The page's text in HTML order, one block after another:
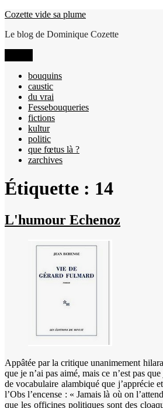
Aller
contenu
Cozette vide sa plume
Le blog de Dominique Cozette
bouquins
caustic
du vrai
Fessebouqueries
fictions
kultur
politic
que fœtus là ?
zarchives
Étiquette : 14
L'humour Echenoz
Appâtée par la critique unanimement
que je n’ai pas aimé, mais ce n’est pas
de vocabulaire alambiqué que j’apprécie
l’Obs l’encense : « Jamais là où on
que les officines politiques sont des